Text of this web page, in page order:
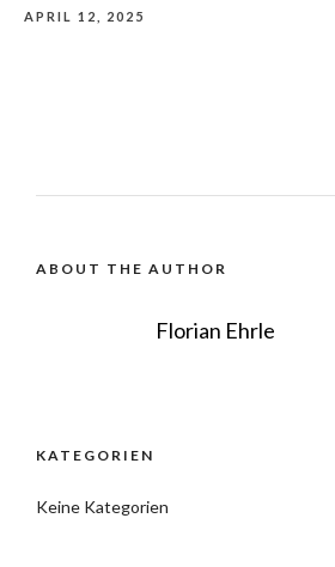
APRIL 12, 2025
ABOUT THE AUTHOR
Florian Ehrle
KATEGORIEN
Keine Kategorien